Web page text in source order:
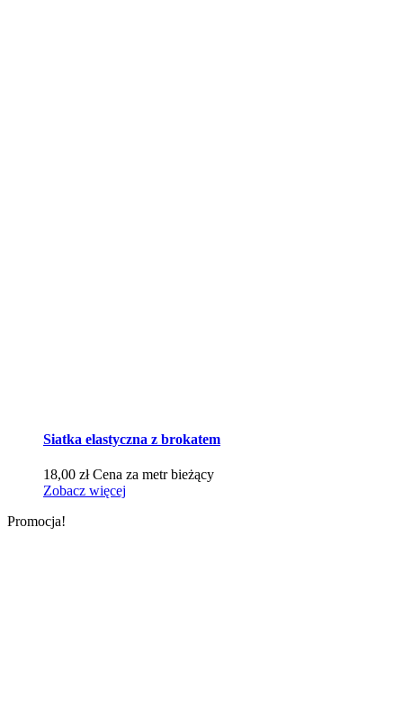
Siatka elastyczna z brokatem
18,00 złCena za metr bieżący
Zobacz więcej
Promocja!